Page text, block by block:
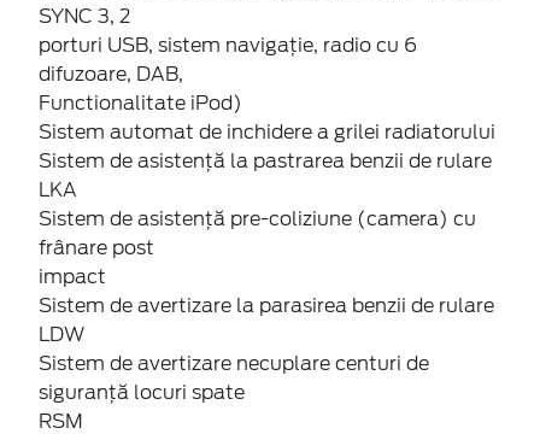
SYNC 3, 2
porturi USB, sistem navigaţie, radio cu 6
difuzoare, DAB,
Functionalitate iPod)
Sistem automat de inchidere a grilei radiatorului
Sistem de asistenţă la pastrarea benzii de rulare
LKA
Sistem de asistenţă pre-coliziune (camera) cu
frânare post
impact
Sistem de avertizare la parasirea benzii de rulare
LDW
Sistem de avertizare necuplare centuri de
siguranță locuri spate
RSM